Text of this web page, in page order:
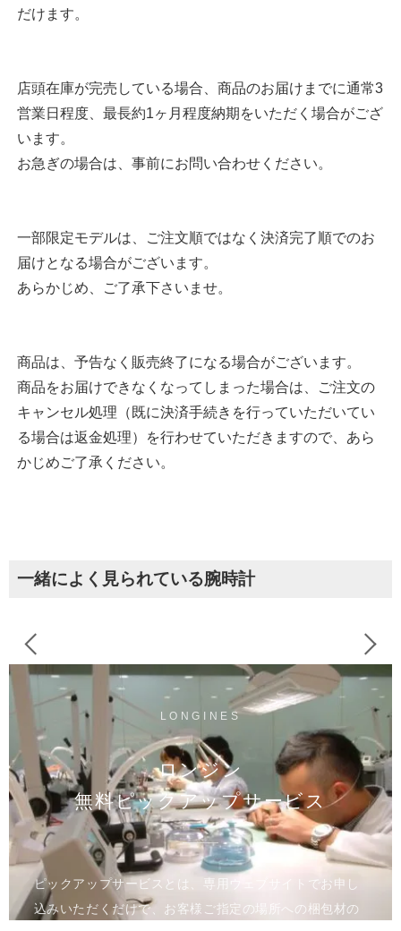
だけます。
店頭在庫が完売している場合、商品のお届けまでに通常3
営業日程度、最長約1ヶ月程度納期をいただく場合がござ
います。
お急ぎの場合は、事前にお問い合わせください。
一部限定モデルは、ご注文順ではなく決済完了順でのお
届けとなる場合がございます。
あらかじめ、ご了承下さいませ。
商品は、予告なく販売終了になる場合がございます。
商品をお届けできなくなってしまった場合は、ご注文の
キャンセル処理（既に決済手続きを行っていただいてい
る場合は返金処理）を行わせていただきますので、あら
かじめご了承ください。
一緒によく見られている腕時計
LONGINES
ロンジン
無料ピックアップサービス
ピックアップサービスとは、専用ウェブサイトでお申し
込みいただくだけで、お客様ご指定の場所への梱包材の